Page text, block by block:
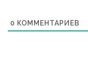
0 КОММЕНТАРИЕВ